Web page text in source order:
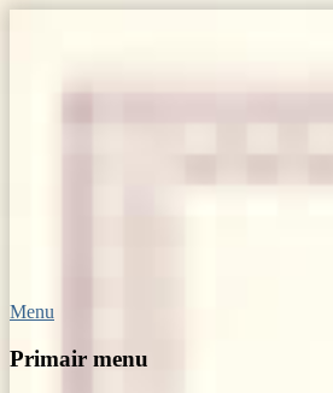
Menu
Primair menu